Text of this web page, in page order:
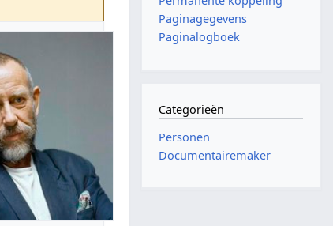
Paginagegevens
Paginalogboek
Categorieën
Personen
Documentairemaker